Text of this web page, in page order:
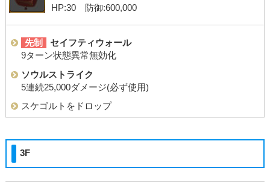
HP:30 防御:600,000
先制
セイフティウォール
9ターン状態異常無効化
ソウルストライク
5連続25,000ダメージ(必ず使用)
スケゴルトをドロップ
3F